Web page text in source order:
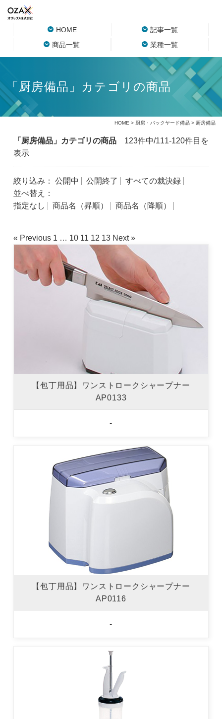
HOME
記事一覧
商品一覧
業種一覧
「厨房備品」カテゴリの商品
HOME > 厨房・バックヤード備品> 厨房備品
「厨房備品」カテゴリの商品123件中/111-120件目を
表示
絞り込み： 公開中 公開終了
すべての裁決録
並べ替え：
指定なし
商品名（昇順） 商品名（降順）
« Previous 1 … 10 11 12 13 Next »
【包丁用品】ワンストロークシャープナー
AP0133
-
【包丁用品】ワンストロークシャープナー
AP0116
-